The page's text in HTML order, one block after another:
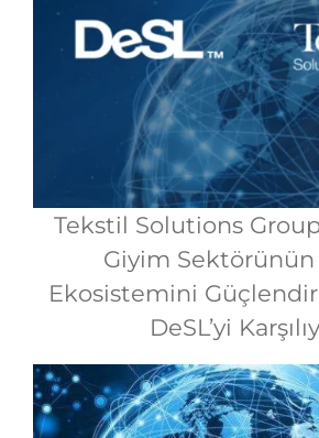
Tekstil Solutions
Giyim
Ekosistemini
DeSL’yi